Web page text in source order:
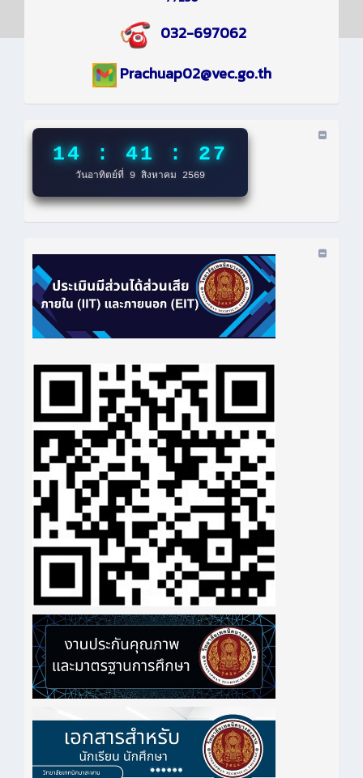
032-697062
Prachuap02@vec.go.th
14 : 41 : 28
วันอาทิตย์ที่ 9 สิงหาคม 2569